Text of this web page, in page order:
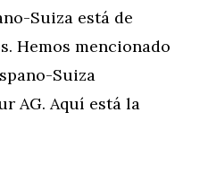
Suiza está de
Hemos mencionado
Suiza
AG. Aquí está la